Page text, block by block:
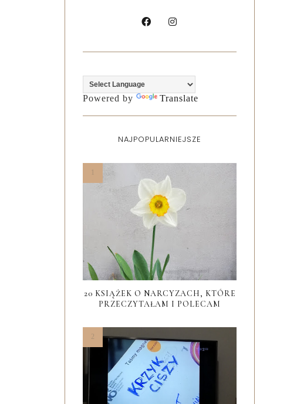
Powered by Translate
NAJPOPULARNIEJSZE
20 KSIĄŻEK O NARCYZACH, KTÓRE
PRZECZYTAŁAM I POLECAM